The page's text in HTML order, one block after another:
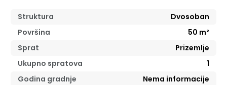
Struktura
Dvosoban
Površina
50 m²
Sprat
Prizemlje
Ukupno spratova
1
Godina gradnje
Nema informacije